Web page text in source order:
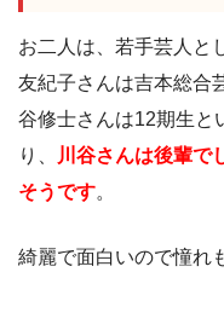
お二人は、若手芸人と
友紀子さんは吉本総合
谷修士さんは12期生と
り、
川谷さんは後輩で
そうです。
綺麗で面白いので憧れ